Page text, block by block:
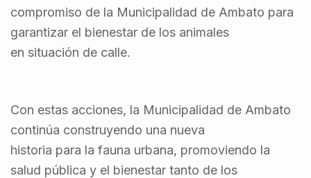
compromiso de la Municipalidad de Ambato para
garantizar el bienestar de los animales
en situación de calle.
Con estas acciones, la Municipalidad de Ambato
continúa construyendo una nueva
historia para la fauna urbana, promoviendo la
salud pública y el bienestar tanto de los